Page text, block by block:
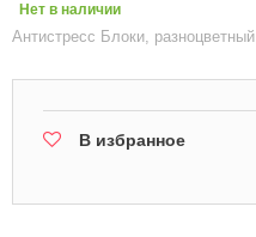
Нет в наличии
Антистресс Блоки, разноцветный
В избранное